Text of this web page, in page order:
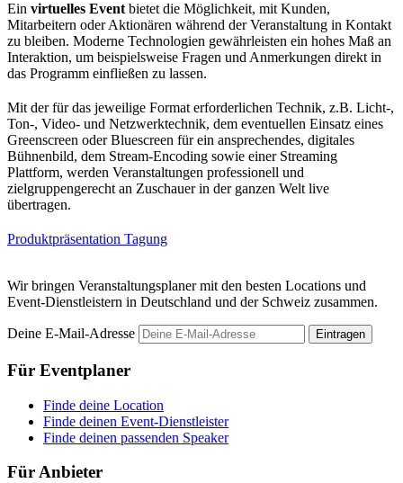
Ein virtuelles Event bietet die Möglichkeit, mit Kunden,
Mitarbeitern oder Aktionären während der Veranstaltung in Kontakt
zu bleiben. Moderne Technologien gewährleisten ein hohes Maß an
Interaktion, um beispielsweise Fragen und Anmerkungen direkt in
das Programm einfließen zu lassen.
Mit der für das jeweilige Format erforderlichen Technik, z.B. Licht-,
Ton-, Video- und Netzwerktechnik, dem eventuellen Einsatz eines
Greenscreen oder Bluescreen für ein ansprechendes, digitales
Bühnenbild, dem Stream-Encoding sowie einer Streaming
Plattform, werden Veranstaltungen professionell und
zielgruppengerecht an Zuschauer in der ganzen Welt live
übertragen.
Produktpräsentation Tagung
Wir bringen Veranstaltungsplaner mit den besten Locations und
Event-Dienstleistern in Deutschland und der Schweiz zusammen.
Deine E-Mail-Adresse Eintragen
Für Eventplaner
Finde deine Location
Finde deinen Event-Dienstleister
Finde deinen passenden Speaker
Für Anbieter